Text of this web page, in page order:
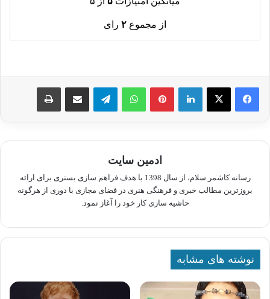
از مجموع ۲ رای
لینکدین پینترستواتس آپ تلگرام اشتراک گذاری از طریق ایمیل چاپ
ادمین سایت
رسانه کاشمر سلام، از سال 1398 با هدف فراهم سازی بستری برای ارائه
بروزترین مطالب خبری و فرهنگی هنری در فضای مجازی با دوری از هرگونه
حاشیه سازی کار خود را آغاز نمود.
نوشته های مشابه